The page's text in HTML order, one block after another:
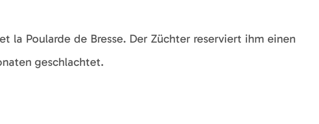
la Poularde de Bresse. Der Züchter reserviert ihm einen
geschlachtet.